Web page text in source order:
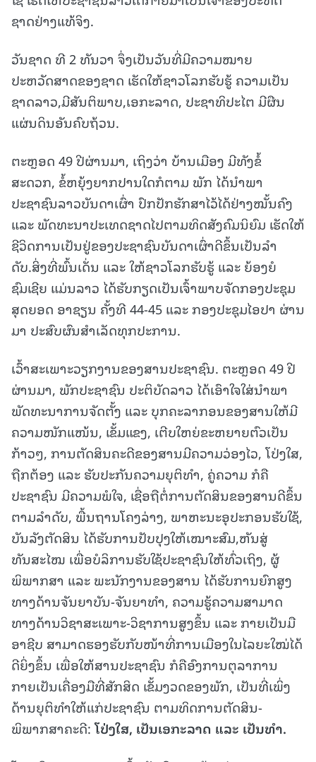
ຊາດຢ່າງແທ້ຈິງ.
ວັນຊາດ ທີ 2 ທັນວາ ຈຶ່ງເປັນວັນທີ່ມີຄວາມໝາຍ
ປະຫວັດສາດຂອງຊາດ ເຮັດໃຫ້ຊາວໂລກຮັບຮູ້ ຄວາມເປັນ
ຊາດລາວ,ມີສັນຕິພາບ,ເອກະລາດ, ປະຊາທິປະໄຕ ມີຜືນ
ແຜ່ນດິນອັນຄົບຖ້ວນ.
ຕະຫຼອດ 49 ປີຜ່ານມາ, ເຖິງວ່າ ບ້ານເມືອງ ມີທັງຂໍ້
ສະດວກ, ຂໍ້ຫຍຸ້ງຍາກປານໃດກໍຕາມ ພັກ ໄດ້ນໍາພາ
ປະຊາຊົນລາວບັນດາເຜົ່າ ປົກປັກຮັກສາໄວ້ໄດ້ຢ່າງໝັ້ນຄົງ
ແລະ ພັດທະນາປະເທດຊາດໄປຕາມທິດສັງຄົມນິຍົມ ເຮັດໃຫ້
ຊີວິດການເປັນຢູ່ຂອງປະຊາຊົນບັນດາເຜົ່າດີຂຶ້ນເປັນລໍາ
ດັບ.ສິ່ງທີ່ພົ້ນເດັ່ນ ແລະ ໃຫ້ຊາວໂລກຮັບຮູ້ ແລະ ຍ້ອງຍໍ
ຊົມເຊີຍ ແມ່ນລາວ ໄດ້ຮັບກຽດເປັນເຈົ້າພາບຈັດກອງປະຊຸມ
ສຸດຍອດ ອາຊຽນ ຄັ້ງທີ 44-45 ແລະ ກອງປະຊຸມໄອປາ ຜ່ານ
ມາ ປະສົບຜົນສໍາເລັດທຸກປະການ.
ເວົ້າສະເພາະວຽກງານຂອງສານປະຊາຊົນ. ຕະຫຼອດ 49 ປີ
ຜ່ານມາ, ພັກປະຊາຊົນ ປະຕິບັດລາວ ໄດ້ເອົາໃຈໃສ່ນໍາພາ
ພັດທະນາການຈັດຕັ້ງ ແລະ ບຸກຄະລາກອນຂອງສານໃຫ້ມີ
ຄວາມໜັກແໜ້ນ, ເຂັ້ມແຂງ, ເຕີບໃຫຍ່ຂະຫຍາຍຕົວເປັນ
ກ້າວໆ, ການຕັດສິນຄະດີຂອງສານມີຄວາມວ່ອງໄວ, ໂປ່ງໃສ,
ຖືກຕ້ອງ ແລະ ຮັບປະກັນຄວາມຍຸຕິທໍາ, ຄູ່ຄວາມ ກໍຄື
ປະຊາຊົນ ມີຄວາມພໍໃຈ, ເຊື່ອຖືຕໍ່ການຕັດສິນຂອງສານດີຂຶ້ນ
ຕາມລໍາດັບ, ພື້ນຖານໂຄງລ່າງ, ພາຫະນະອຸປະກອນຮັບໃຊ້,
ບັນລັງຕັດສິນ ໄດ້ຮັບການປັບປຸງໃຫ້ເໝາະສົມ,ຫັນສູ່
ທັນສະໄໝ ເພື່ອບໍລິການຮັບໃຊ້ປະຊາຊົນໃຫ້ທົ່ວເຖິງ, ຜູ້
ພິພາກສາ ແລະ ພະນັກງານຂອງສານ ໄດ້ຮັບການຍົກສູງ
ທາງດ້ານຈັນຍາບັນ-ຈັນຍາທໍາ, ຄວາມຮູ້ຄວາມສາມາດ
ທາງດ້ານວິຊາສະເພາະ-ວິຊາການສູງຂຶ້ນ ແລະ ກາຍເປັນມື
ອາຊີບ ສາມາດຮອງຮັບກັບໜ້າທີ່ການເມືອງໃນໄລຍະໃໝ່ໄດ້
ດີຍິ່ງຂຶ້ນ ເພື່ອໃຫ້ສານປະຊາຊົນ ກໍຄືອົງການຕຸລາການ
ກາຍເປັນເຄື່ອງມືທີ່ສັກສິດ ເຂັ້ມງວດຂອງພັກ, ເປັນທີ່ເພິ່ງ
ດ້ານຍຸຕິທໍາໃຫ້ແກ່ປະຊາຊົນ ຕາມທິດການຕັດສິນ-
ພິພາກສາຄະດີ:ໂປ່ງໃສ, ເປັນເອກະລາດ ແລະ ເປັນທໍາ.